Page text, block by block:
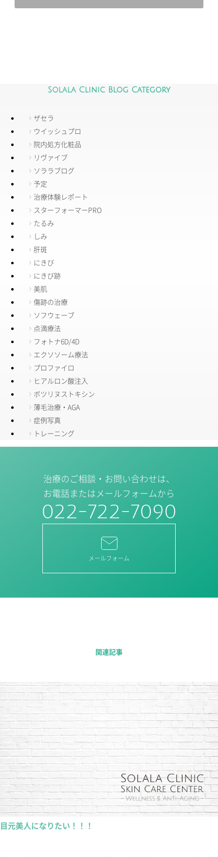
Solala Clinic Blog Category
ザセラ
ウイッシュプロ
院内処方化粧品
リヴァイブ
ソララブログ
予定
治療体験レポート
スターフォーマーPRO
たるみ
しみ
肝斑
にきび
にきび跡
美肌
傷跡の治療
ソフウェーブ
点滴療法
フォトナ6D/4D
エクソソーム療法
プロファイロ
ヒアルロン酸注入
ボツリヌストキシン
薄毛治療・AGA
症例写真
トレーニング
治療のご相談・お問い合わせは、
お電話またはメールフォームから
022-722-7090
メールフォーム
関連記事
目元美人になりたい！！！